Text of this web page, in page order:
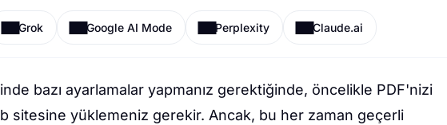
Grok Google AI Mode Perplexity Claude.ai
bazı ayarlamalar yapmanız gerektiğinde, öncelikle PDF'nizi
sitesine yüklemeniz gerekir. Ancak, bu her zaman geçerli